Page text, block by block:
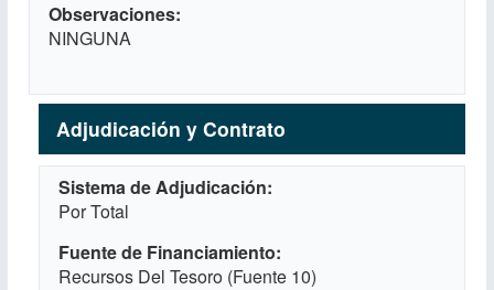
Observaciones
NINGUNA
Adjudicación y Contrato
Sistema de Adjudicación
Por Total
Fuente de Financiamiento
Recursos Del Tesoro (Fuente 10)